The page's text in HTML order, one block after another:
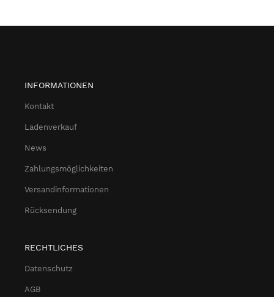
INFORMATIONEN
Kontakt
Ladenverkauf
News
Zahlungsmöglichkeiten
Versandinformationen
Rücksendung
RECHTLICHES
Datenschutz
AGB